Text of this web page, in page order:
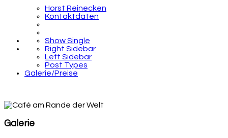
Horst Reinecken
Kontaktdaten
Show Single
Right Sidebar
Left Sidebar
Post Types
Galerie/Preise
Galerie